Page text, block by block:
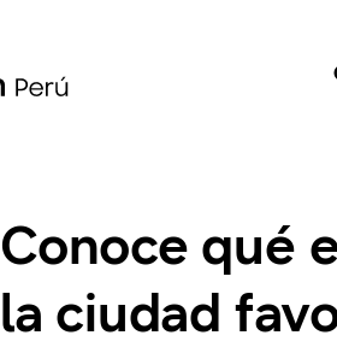
Conoce qué
la ciudad